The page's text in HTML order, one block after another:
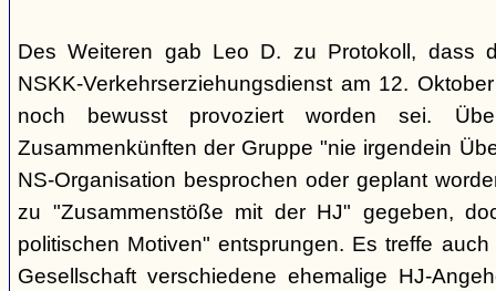
Des Weiteren gab Leo D. zu Protokoll, dass
NSKK-Verkehrserziehungsdienst am 12.
noch bewusst provoziert worden sei.
Zusammenkünften der Gruppe "nie irgendein
NS-Organisation besprochen oder geplant
zu "Zusammenstöße mit der HJ" gegeben,
politischen Motiven" entsprungen. Es treffe
Gesellschaft verschiedene ehemalige HJ-